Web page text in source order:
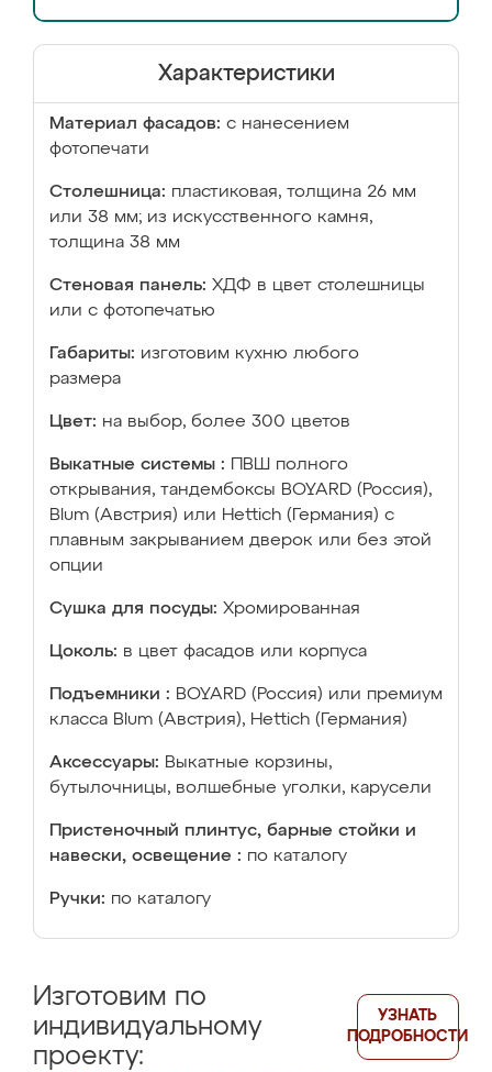
Характеристики
Материал фасадов: с нанесением
фотопечати
Столешница: пластиковая, толщина 26 мм
или 38 мм; из искусственного камня,
толщина 38 мм
Стеновая панель: ХДФ в цвет столешницы
или с фотопечатью
Габариты: изготовим кухню любого
размера
Цвет: на выбор, более 300 цветов
Выкатные системы :
ПВШ полного
открывания, тандембоксы BOYARD (Россия),
Blum (Австрия) или Hettich (Германия) с
плавным закрыванием дверок или без этой
опции
Сушка для посуды: Хромированная
Цоколь: в цвет фасадов или корпуса
Подъемники : BOYARD (Россия) или премиум
класса Blum (Австрия), Hettich (Германия)
Аксессуары: Выкатные корзины,
бутылочницы, волшебные уголки, карусели
Пристеночный плинтус, барные стойки и
навески, освещение : по каталогу
Ручки: по каталогу
Изготовим по
индивидуальному
проекту:
УЗНАТЬ
ПОДРОБНОСТИ